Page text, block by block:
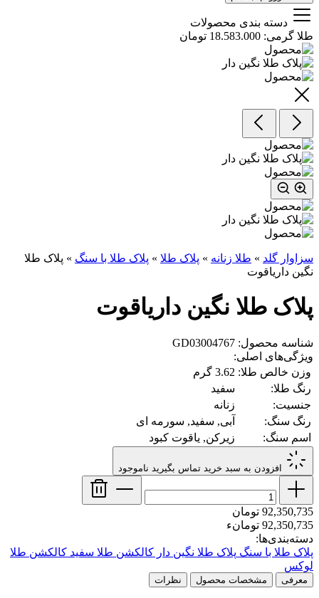
دسته بندی محصولات
طلا گرمی: 18.583.000 تومان
سزاوار گلد » طلا زنانه » پلاک طلا » پلاک طلا با سنگ » پلاک طلا
نگین داریاقوت
پلاک طلا نگین داریاقوت
شناسه محصول: GD03004767
ویژگی‌های اصلی:
وزن خالص طلا: 3.62 گرم
رنگ طلا:
سفید
جنسیت:
زنانه
رنگ سنگ:
آبی, سفید, سورمه ای
اسم سنگ:
زیرکن, یاقوت کبود
افزودن به سبد خرید تماس بگیرید ناموجود
92,350,735 تومان
92,350,735 تومانء
دسته‌بندی‌ها:
پلاک طلا با سنگ پلاک طلا نگین دار کالکشن طلا سفید کالکشن طلا
لوکس
معرفی مشخصات محصول نظرات